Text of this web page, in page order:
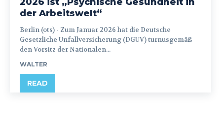
der Arbeitswelt“
Berlin (ots) - Zum Januar 2026 hat die Deutsche
Gesetzliche Unfallversicherung (DGUV) turnusgemäß
den Vorsitz der Nationalen...
WALTER
READ